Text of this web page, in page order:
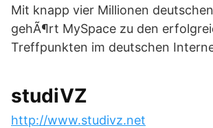
Mit knapp vier Millionen
gehÃ¶rt MySpace zu den
Treffpunkten im deutschen
studiVZ
http://www.studivz.net